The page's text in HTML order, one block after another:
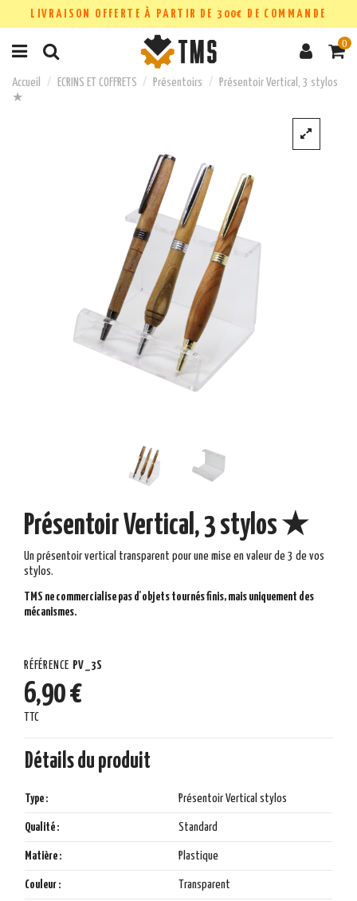
LIVRAISON OFFERTE À PARTIR DE 300€ DE COMMANDE
0
Accueil ECRINS ET COFFRETS Présentoirs
Présentoir Vertical, 3 stylos
★
Présentoir Vertical, 3 stylos ★
Un présentoir vertical transparent pour une mise en valeur de 3 de vos
stylos.
TMS ne commercialise pas d'objets tournés finis, mais uniquement des
mécanismes.
RÉFÉRENCE PV_3S
6,90 €
TTC
Détails du produit
Type : Présentoir Vertical stylos
Qualité : Standard
Matière : Plastique
Couleur : Transparent